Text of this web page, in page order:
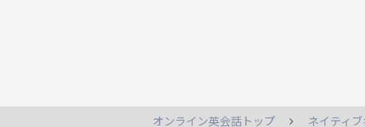
オンライン英会話トップ ネイティ